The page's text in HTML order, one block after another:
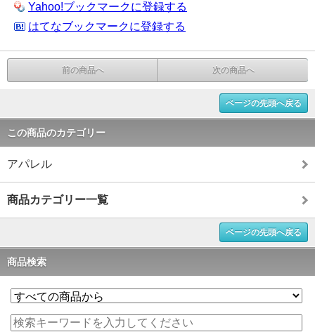
Yahoo!ブックマークに登録する
はてなブックマークに登録する
前の商品へ 次の商品へ
ページの先頭へ戻る
この商品のカテゴリー
アパレル
商品カテゴリー一覧
ページの先頭へ戻る
商品検索